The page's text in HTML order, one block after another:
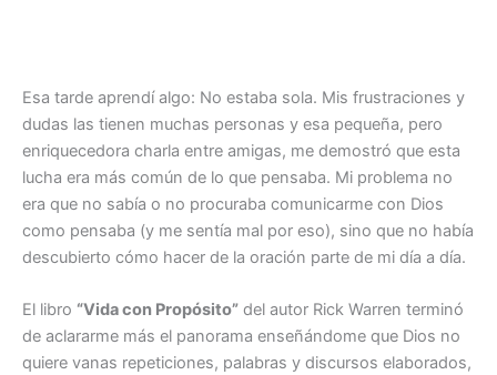
Esa tarde aprendí algo: No estaba sola. Mis frustraciones y
dudas las tienen muchas personas y esa pequeña, pero
enriquecedora charla entre amigas, me demostró que esta
lucha era más común de lo que pensaba. Mi problema no
era que no sabía o no procuraba comunicarme con Dios
como pensaba (y me sentía mal por eso), sino que no había
descubierto cómo hacer de la oración parte de mi día a día.
El libro “Vida con Propósito” del autor Rick Warren terminó
de aclararme más el panorama enseñándome que Dios no
quiere vanas repeticiones, palabras y discursos elaborados,